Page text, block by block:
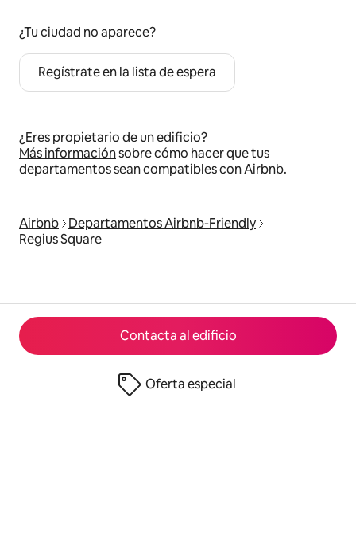
Contacta al edificio
Oferta especial
¿Tu ciudad no aparece?
Regístrate en la lista de espera
¿Eres propietario de un edificio?
Más informaciónsobre cómo hacer que tus
departamentos sean compatibles con Airbnb.
Airbnb
Departamentos Airbnb-Friendly
Regius Square